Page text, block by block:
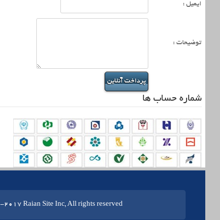
ایمیل :
توضیحات :
شماره حساب ها
Raian Site Inc, All rights reserved.